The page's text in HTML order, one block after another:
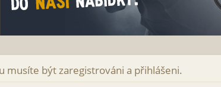
musíte být zaregistrováni a přihlášeni.